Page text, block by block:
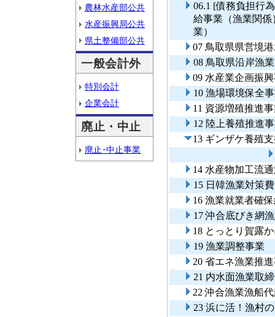
農林水産部公共
水産振興局公共
県土整備部公共
一般会計外
特別会計
企業会計
廃止・中止
廃止･中止事業
06.1 [債務負担行
給事業（漁業関
業）
07 鳥取県県営境
08 鳥取県沿岸漁
09 水産業企画振
10 漁場環境保全
11 資源増殖推進
12 陸上養殖推進
13 ギンザケ養殖
14 水産物加工流
15 日韓漁業対策
16 漁業就業者確
17 沖合底びき網
18 とっとり賀露
19 漁業調整事業
20 省エネ漁業推
21 内水面漁業取
22 沖合漁業漁船
23 浜に活！漁村